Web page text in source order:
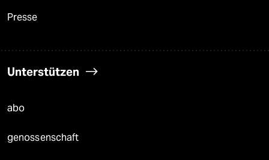
Presse
Unterstützen
abo
genossenschaft